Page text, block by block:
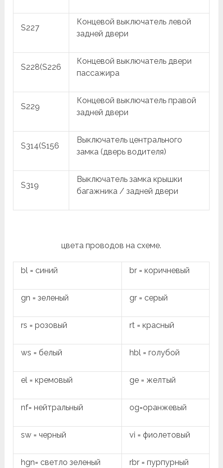
S227
Концевой выключатель левой
задней двери
S228(S226
Концевой выключатель двери
пассажира
S229
Концевой выключатель правой
задней двери
S314(S156
Выключатель центрального
замка (дверь водителя)
S319
Выключатель замка крышки
багажника / задней двери
цвета проводов на схеме.
bl = синий br = коричневый
gn = зеленый gr = серый
rs = розовый rt = красный
ws = белый hbl = голубой
el = кремовый ge = желтый
nf= нейтральный og=оранжевый
sw = черный vi = фиолетовый
hgn= светло зеленый rbr = пурпурный